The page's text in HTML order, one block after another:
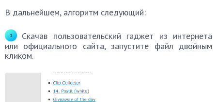
В дальнейшем, алгоритм следующий:
Скачав пользовательский гаджет из интернета
или официального сайта, запустите файл двойным
кликом.